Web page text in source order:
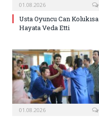
01.08.2026
Usta Oyuncu Can Kolukısa
Hayata Veda Etti
01.08.2026